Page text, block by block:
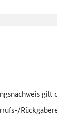
gilt
/